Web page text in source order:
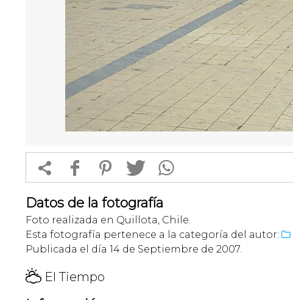
 f 1 T 
Datos de la fotografía
Foto realizada en Quillota, Chile.
Esta fotografía pertenece a la categoría del autor: 
Publicada el día 14 de Septiembre de 2007.
H El Tiempo